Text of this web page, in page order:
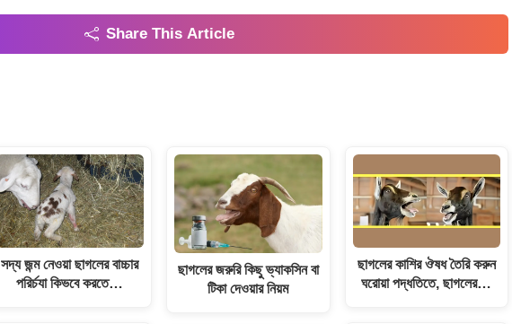
Share This Article
সদ্য জন্ম নেওয়া ছাগলের বাচ্চার
পরির্চযা কিভবে করতে…
ছাগলের জরুরি কিছু ভ্যাকসিন বা
টিকা দেওয়ার নিয়ম
ছাগলের কাশির ঔষধ তৈরি করুন
ঘরোয়া পদ্ধতিতে, ছাগলের…